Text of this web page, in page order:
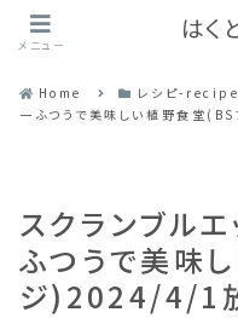
Home レシピ-
一ふつうで美味しい植野食堂
スクランブル
ふつうで美味
ジ)2024/4/1
メニュー
はく